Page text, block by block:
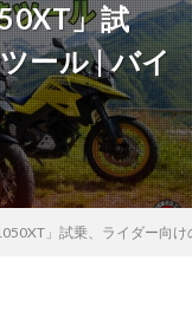
」試
ール | バイ
」試乗、ライダー向